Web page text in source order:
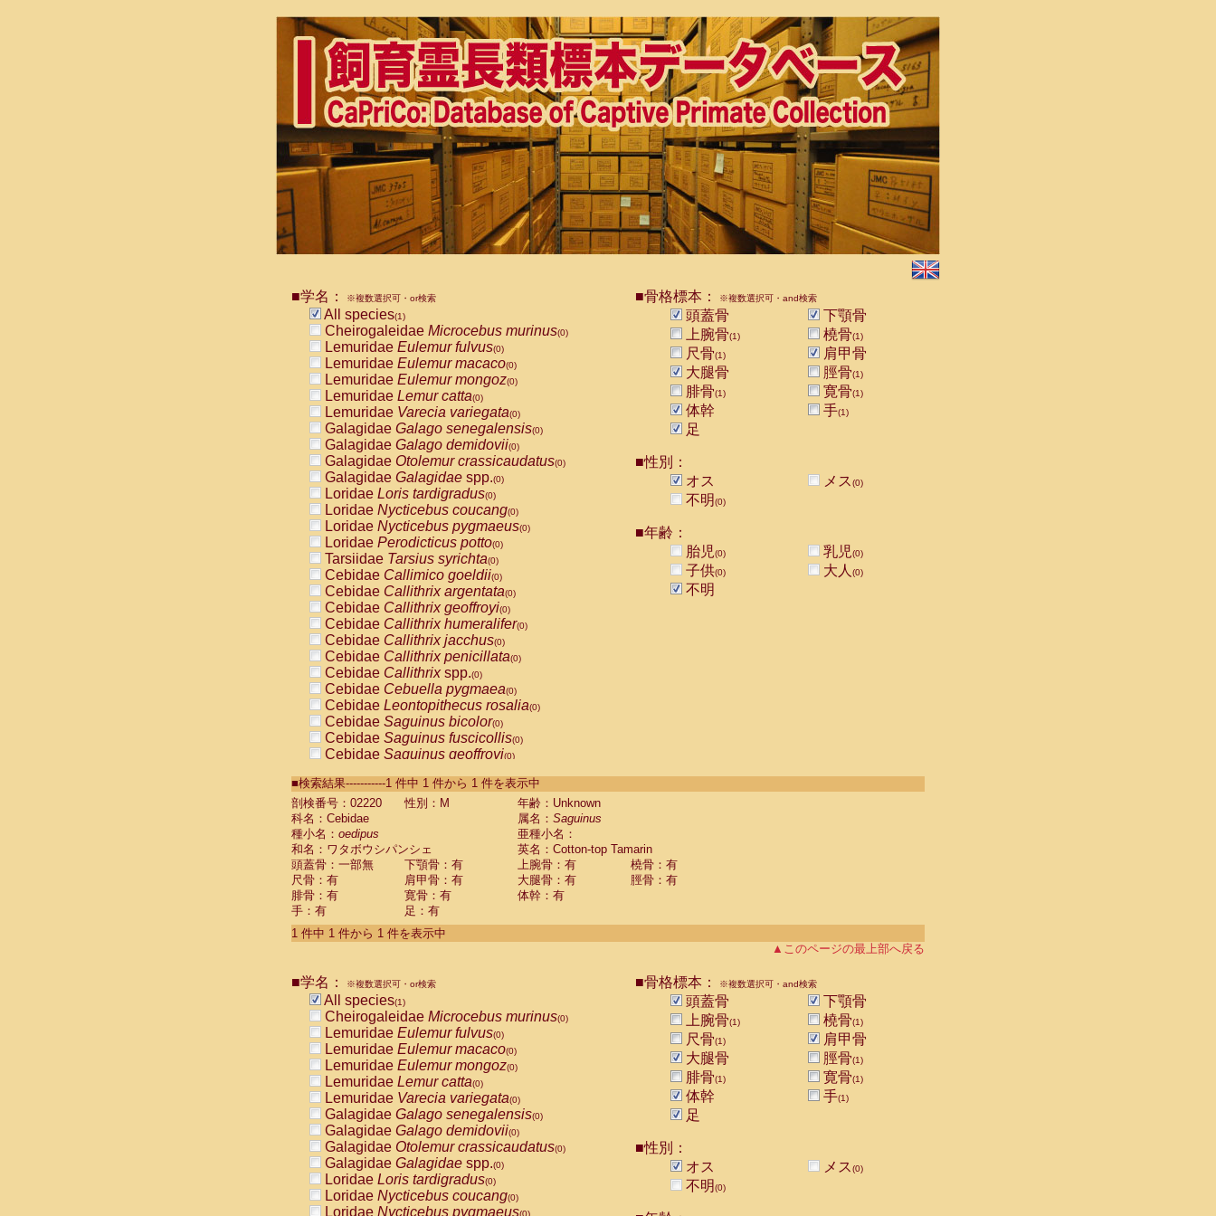
■学名： ※複数選択可・or検索
All species(1)
Cheirogaleidae Microcebus murinus(0)
Lemuridae Eulemur fulvus(0)
Lemuridae Eulemur macaco(0)
Lemuridae Eulemur mongoz(0)
Lemuridae Lemur catta(0)
Lemuridae Varecia variegata(0)
Galagidae Galago senegalensis(0)
Galagidae Galago demidovii(0)
Galagidae Otolemur crassicaudatus(0)
Galagidae Galagidae spp.(0)
Loridae Loris tardigradus(0)
Loridae Nycticebus coucang(0)
Loridae Nycticebus pygmaeus(0)
Loridae Perodicticus potto(0)
Tarsiidae Tarsius syrichta(0)
Cebidae Callimico goeldii(0)
Cebidae Callithrix argentata(0)
Cebidae Callithrix geoffroyi(0)
Cebidae Callithrix humeralifer(0)
Cebidae Callithrix jacchus(0)
Cebidae Callithrix penicillata(0)
Cebidae Callithrixspp.(0)
Cebidae Cebuella pygmaea(0)
Cebidae Leontopithecus rosalia(0)
Cebidae Saguinus bicolor(0)
Cebidae Saguinus fuscicollis(0)
Cebidae Saguinus geoffroyi(0)
CebidaeSaguinus labiatus(0)
Cebidae Saguinus leucopus (0)
Cebidae
Cebidae
CebidaeSaguinus nigricollis (0)
Cebidae Saguinus oedipus
Cebidae Saguinus weddelli
Cebidae Saguinusspp.
Cebidae Aotus trivirgatus
Cebidae Cebus albifrons
CebidaeCebus nigrivittatus
CebidaeCebus
CebidaeSaimiri boliviensis(0)
CebidaeSaimiri sciureus(0)
AtelidaeAlouatta caraya(0)
AtelidaeAlouatta fusca(0)
AtelidaeAlouatta seniculus
AtelidaeAlouattaspp.(0)
AtelidaeAteles belzebuth(0)
AtelidaeAteles geoffroyi(0)
AtelidaeAteles paniscus(0)
AtelidaeAtelesspp.(0)
Atelidae Lagothrix lagothricha
AtelidaeLagothrix lagothricha cana
PitheciidaeCacajao calvus rubicundus
■骨格標本： ※複数選択可・and検索
頭蓋骨
下顎骨
上腕骨(1) 橈骨(1)
尺骨(1)
肩甲骨
大腿骨
脛骨(1)
腓骨(1) 寛骨(1)
体幹 手(1)
足
■性別：
オス
メス(0)
不明(0)
■年齢：
胎児(0) 乳児(0)
子供(0) 大人 (0)
不明
■検索結果-----------1 件中 1 件から 1 件を表示中
剖検番号：02220
性別：M
年齢：Unknown
科名：Cebidae
属名： Saguinus
種小名： oedipus
亜種小名：
和名：ワタボウシパンシェ
英名：Cotton-top Tamarin
頭蓋骨：一部無
下顎骨：有 上腕骨：有
橈骨：有
尺骨：有
肩甲骨：有 大腿骨：有
脛骨：有
腓骨：有
寛骨：有
体幹：有
手：有
足：有
1 件中 1 件から 1 件を表示中
▲このページの最上部へ戻る
■学名： ※複数選択可・or検索
All species(1)
Cheirogaleidae Microcebus murinus(0)
Lemuridae Eulemur fulvus(0)
Lemuridae Eulemur macaco(0)
Lemuridae Eulemur mongoz(0)
Lemuridae Lemur catta(0)
Lemuridae Varecia variegata(0)
Galagidae Galago senegalensis(0)
Galagidae Galago demidovii(0)
Galagidae Otolemur crassicaudatus(0)
Galagidae Galagidae spp.(0)
Loridae Loris tardigradus(0)
Loridae Nycticebus coucang(0)
Loridae Nycticebus pygmaeus(0)
■骨格標本： ※複数選択可・and検索
頭蓋骨
下顎骨
上腕骨(1) 橈骨(1)
尺骨(1)
肩甲骨
大腿骨
脛骨(1)
腓骨(1) 寛骨(1)
体幹 手(1)
足
■性別：
オス
メス(0)
不明(0)